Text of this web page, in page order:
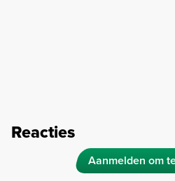
Reacties
Aanmelden om